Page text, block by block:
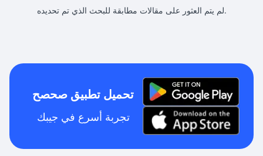
لم يتم العثور على مقالات مطابقة للبحث الذي تم تحديده.
تحميل تطبيق صحصح
تجربة أسرع في جيبك